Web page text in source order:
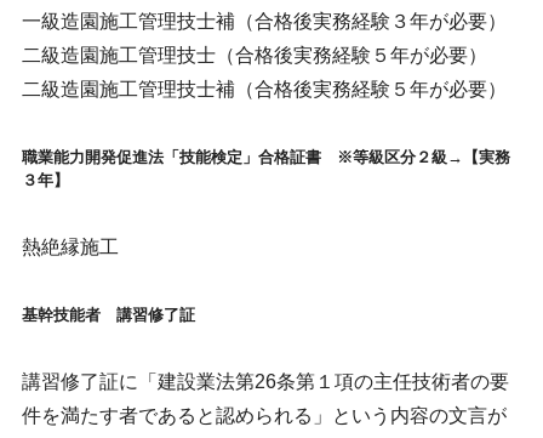
一級造園施工管理技士補（合格後実務経験３年が必要）
二級造園施工管理技士（合格後実務経験５年が必要）
二級造園施工管理技士補（合格後実務経験５年が必要）
職業能力開発促進法「技能検定」合格証書 ※等級区分２級→【実務
３年】
熱絶縁施工
基幹技能者 講習修了証
講習修了証に「建設業法第26条第１項の主任技術者の要
件を満たす者であると認められる」という内容の文言が